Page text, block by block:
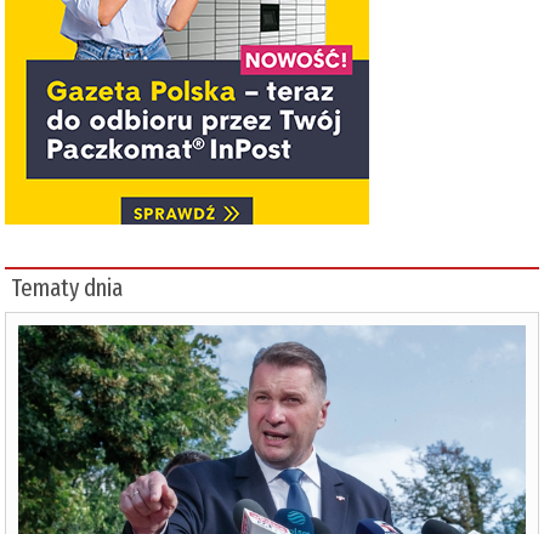
Tematy dnia